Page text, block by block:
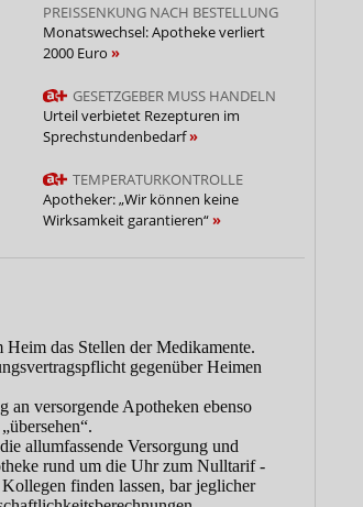
PREISSENKUNG NACH BESTELLUNG
Monatswechsel: Apotheke verliert
2000 Euro
GESETZGEBER MUSS HANDELN
Urteil verbietet Rezepturen im
Sprechstundenbedarf
TEMPERATURKONTROLLE
Apotheker: „Wir können keine
Wirksamkeit garantieren“